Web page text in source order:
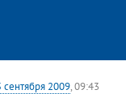
сентября 2009, 09:43